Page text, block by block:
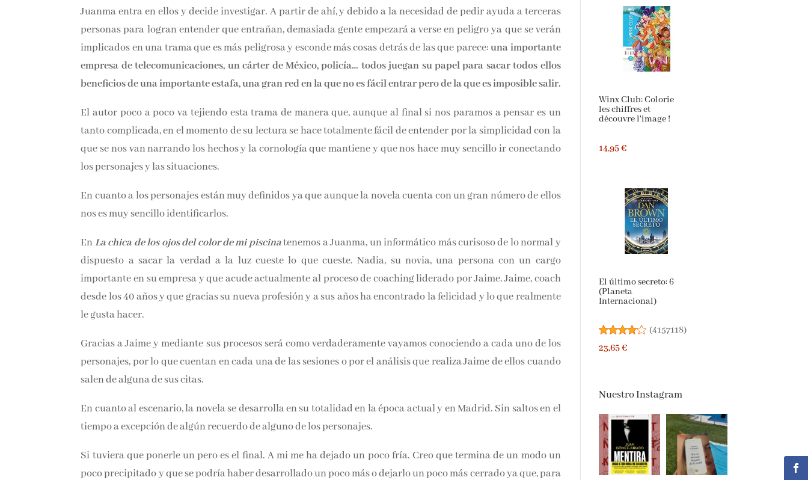
Juanma entra en ellos y decide investigar. A partir de ahí, y debido a la necesidad de pedir ayuda a terceras
personas para logran entender que entrañan, demasiada gente empezará a verse en peligro ya que se verán
implicados en una trama que es más peligrosa y esconde más cosas detrás de las que parece:una
importante empresa de telecomunicaciones, un cárter de México, policía… todos juegan su papel para sacar
todos ellos beneficios de una importante estafa, una gran red en la que no es fácil entrar pero de la que es
El autor poco a poco va tejiendo esta trama de manera que, aunque al final si nos paramos a pensar es un
tanto complicada, en el momento de su lectura se hace totalmente fácil de entender por la simplicidad con
la que se nos van narrando los hechos y la cornología que mantiene y que nos hace muy sencillo ir
En cuanto a los personajes están muy definidos ya que aunque la novela cuenta con un gran número de
EnLa chica de los ojos del color de mi piscinatenemos a Juanma, un informático más curisoso de lo normal y
dispuesto a sacar la verdad a la luz cueste lo que cueste. Nadia, su novia, una persona con un cargo
importante en su empresa y que acude actualmente al proceso de coaching liderado por Jaime. Jaime, coach
desde los 40 años y que gracias su nueva profesión y a sus años ha encontrado la felicidad y lo que
Gracias a Jaime y mediante sus procesos será como verdaderamente vayamos conociendo a cada uno de los
personajes, por lo que cuentan en cada una de las sesiones o por el análisis que realiza Jaime de ellos cuando
En cuanto al escenario, la novela se desarrolla en su totalidad en la época actual y en Madrid. Sin saltos en el
Si tuviera que ponerle un pero es el final. A mi me ha dejado un poco fría. Creo que termina de un modo un
Winx Club: Colorie
les chiffres et
découvre l'image !
El último secreto: 6
(Planeta
Internacional)
4157118
)
23,65 €
Nuestro Instagram